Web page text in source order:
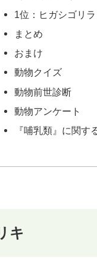
1位：ヒガシゴリラ
まとめ
おまけ
動物クイズ
動物前世診断
動物アンケート
『哺乳類』に関す
キ